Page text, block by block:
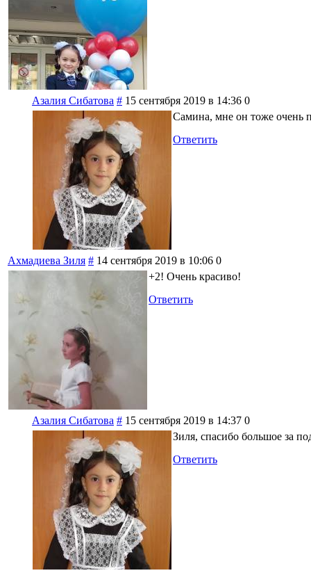
Азалия Сибатова # 15 сентября 2019 в 14:36 0
Самина, мне он тоже очень
Ответить
Ахмадиева Зиля # 14 сентября 2019 в 10:06 0
+2! Очень красиво!
Ответить
Азалия Сибатова # 15 сентября 2019 в 14:37 0
Зиля, спасибо большое за
Ответить